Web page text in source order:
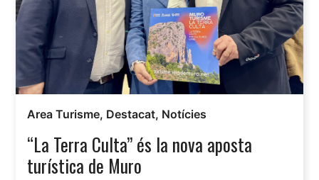
Area Turisme, Destacat, Notícies
“La Terra Culta” és la nova aposta
turística de Muro